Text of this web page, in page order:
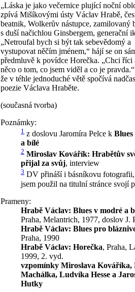
„Láska je jako večernice plující noční
zpívá Mišíkovými ústy Václav Hrabě,
beatnik, Wolkerův nástupce, zamilovaný
s duší načichlou Ginsbergem, generační
„Netroufal bych si být tak sebevědomý a
vystupovat něčím jménem,“ hájí se on
předmluvě k povídce Horečka. „Chci říci
něco o tom, co jsem viděl a co je
že v téhle jednoduché větě spočívá
poezie Václava Hraběte.
(současná tvorba)
Poznámky:
1 z doslovu Jaromíra Pelce k
a bílé
2 Miroslav Kovářík: Hrabětův
přijal za svůj, interview
3 DV přináší i básníkovu
jsem použil na titulní stránce svojí
Prameny:
Hrabě Václav: Blues v modré a
Praha, Melantrich, 1977, doslov J.
Hrabě Václav: Blues pro
Praha, 1990
Hrabě Václav: Horečka, Praha,
1999, 2. vyd.
vzpomínky Miroslava Kováříka,
Machálka, Ludvíka Hesse a
Hutky